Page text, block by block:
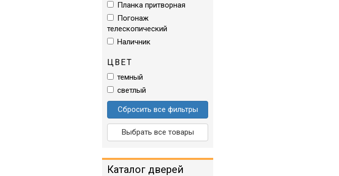
Планка притворная
Погонаж
телескопический
Наличник
ЦВЕТ
темный
светлый
Сбросить все фильтры
Выбрать все товары
Каталог дверей